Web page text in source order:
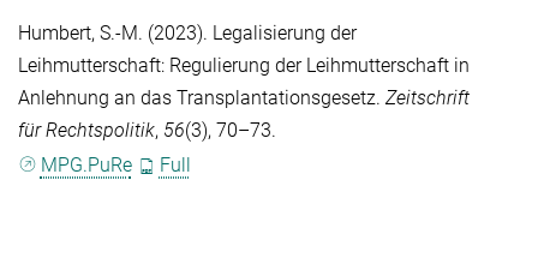
Humbert, S.-M. (2023). Legalisierung der
Leihmutterschaft: Regulierung der Leihmutterschaft in
Anlehnung an das Transplantationsgesetz. Zeitschrift
für Rechtspolitik, 56(3), 70–73.
MPG.PuRe
Full